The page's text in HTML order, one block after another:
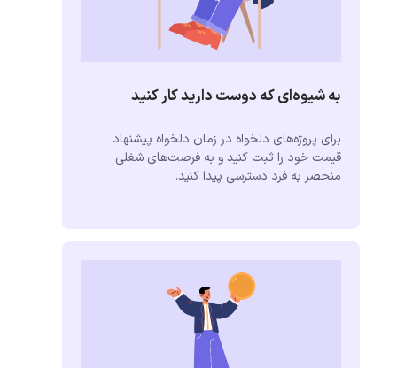
به شیوه‌ای که دوست دارید کار کنید
برای پروژه‌های دلخواه در زمان دلخواه پیشنهاد
قیمت خود را ثبت کنید و به فرصت‌های شغلی
منحصر به فرد دسترسی پیدا کنید.